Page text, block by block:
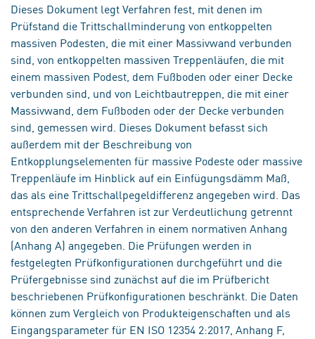
Dieses Dokument legt Verfahren fest, mit denen im
Prüfstand die Trittschallminderung von entkoppelten
massiven Podesten, die mit einer Massivwand verbunden
sind, von entkoppelten massiven Treppenläufen, die mit
einem massiven Podest, dem Fußboden oder einer Decke
verbunden sind, und von Leichtbautreppen, die mit einer
Massivwand, dem Fußboden oder der Decke verbunden
sind, gemessen wird. Dieses Dokument befasst sich
außerdem mit der Beschreibung von
Entkopplungselementen für massive Podeste oder massive
Treppenläufe im Hinblick auf ein Einfügungsdämm Maß,
das als eine Trittschallpegeldifferenz angegeben wird. Das
entsprechende Verfahren ist zur Verdeutlichung getrennt
von den anderen Verfahren in einem normativen Anhang
(Anhang A) angegeben. Die Prüfungen werden in
festgelegten Prüfkonfigurationen durchgeführt und die
Prüfergebnisse sind zunächst auf die im Prüfbericht
beschriebenen Prüfkonfigurationen beschränkt. Die Daten
können zum Vergleich von Produkteigenschaften und als
Eingangsparameter für EN ISO 12354 2:2017, Anhang F,